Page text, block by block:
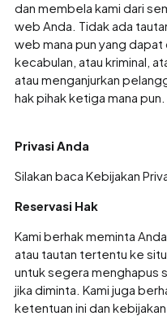
dan membela kami dari
web Anda. Tidak ada
web mana pun yang
kecabulan, atau kriminal,
atau menganjurkan
hak pihak ketiga mana pun.
Privasi Anda
Silakan baca Kebijakan
Reservasi Hak
Kami berhak meminta
atau tautan tertentu ke
untuk segera menghapus
jika diminta. Kami juga
ketentuan ini dan